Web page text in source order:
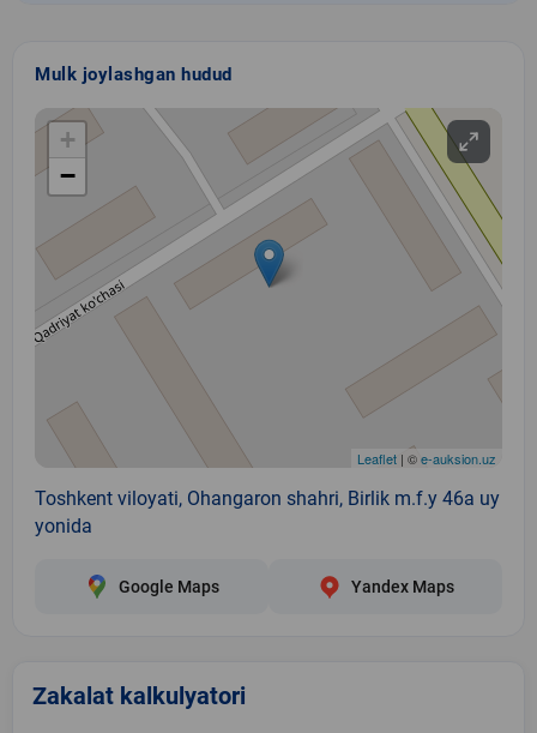
Mulk joylashgan hudud
+
−
Leaflet | ©e-auksion.uz
Toshkent viloyati, Ohangaron shahri, Birlik m.f.y 46a uy
yonida
Google Maps Yandex Maps
Zakalat kalkulyatori